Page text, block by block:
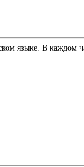
языке. В каждом